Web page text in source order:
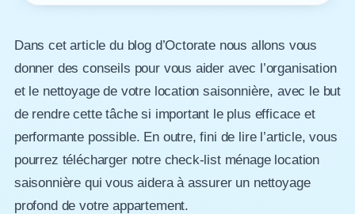
Dans cet article du blog d’Octorate nous allons vous
donner des conseils pour vous aider avec l’organisation
et le nettoyage de votre location saisonnière, avec le but
de rendre cette tâche si important le plus efficace et
performante possible. En outre, fini de lire l’article, vous
pourrez télécharger notre check-list ménage location
saisonnière qui vous aidera à assurer un nettoyage
profond de votre appartement.